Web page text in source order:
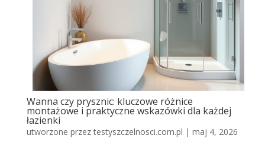
Wanna czy prysznic: kluczowe różnice
montażowe i praktyczne wskazówki dla każdej
łazienki
utworzone przeztestyszczelnosci.com.pl | maj 4, 2026